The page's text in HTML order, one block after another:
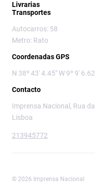
Livrarias
Transportes
Autocarros: 58
Metro: Rato
Coordenadas GPS
N 38º 43' 4.45" W 9º 9'
Contacto
Imprensa Nacional, Rua
Lisboa
213945772
© 2026 Imprensa Nacional